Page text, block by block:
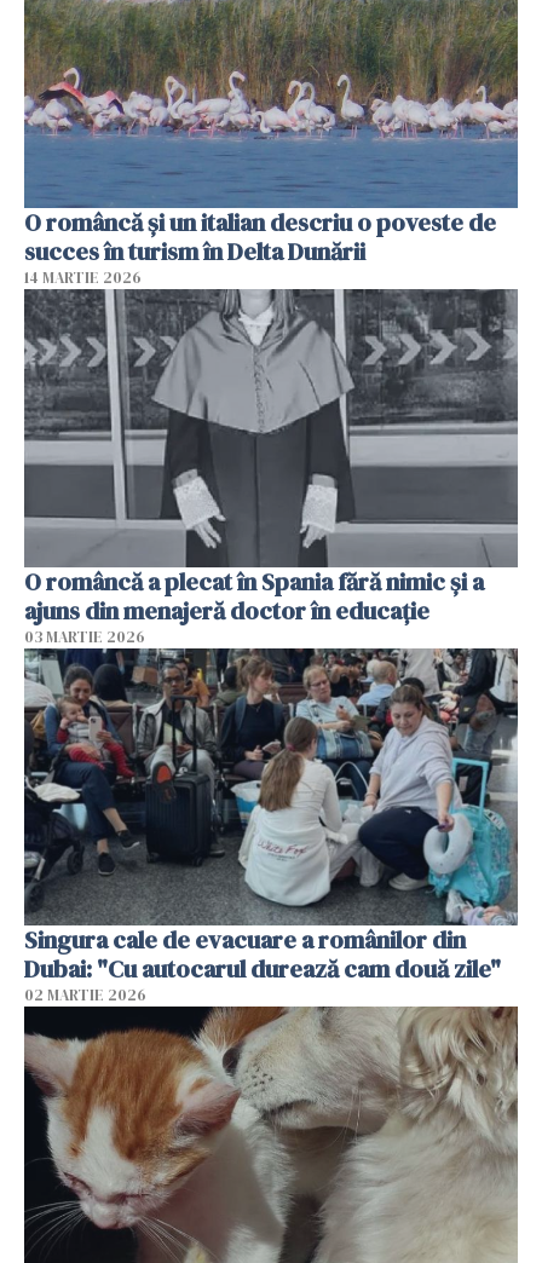
O româncă și un italian descriu o poveste de
succes în turism în Delta Dunării
14 MARTIE 2026
O româncă a plecat în Spania fără nimic și a
ajuns din menajeră doctor în educație
03 MARTIE 2026
Singura cale de evacuare a românilor din
Dubai: "Cu autocarul durează cam două zile"
02 MARTIE 2026